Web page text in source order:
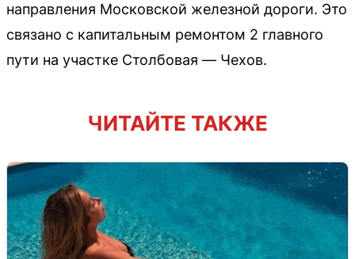
направления Московской железной дороги. Это
связано с капитальным ремонтом 2 главного
пути на участке Столбовая — Чехов.
ЧИТАЙТЕ ТАКЖЕ